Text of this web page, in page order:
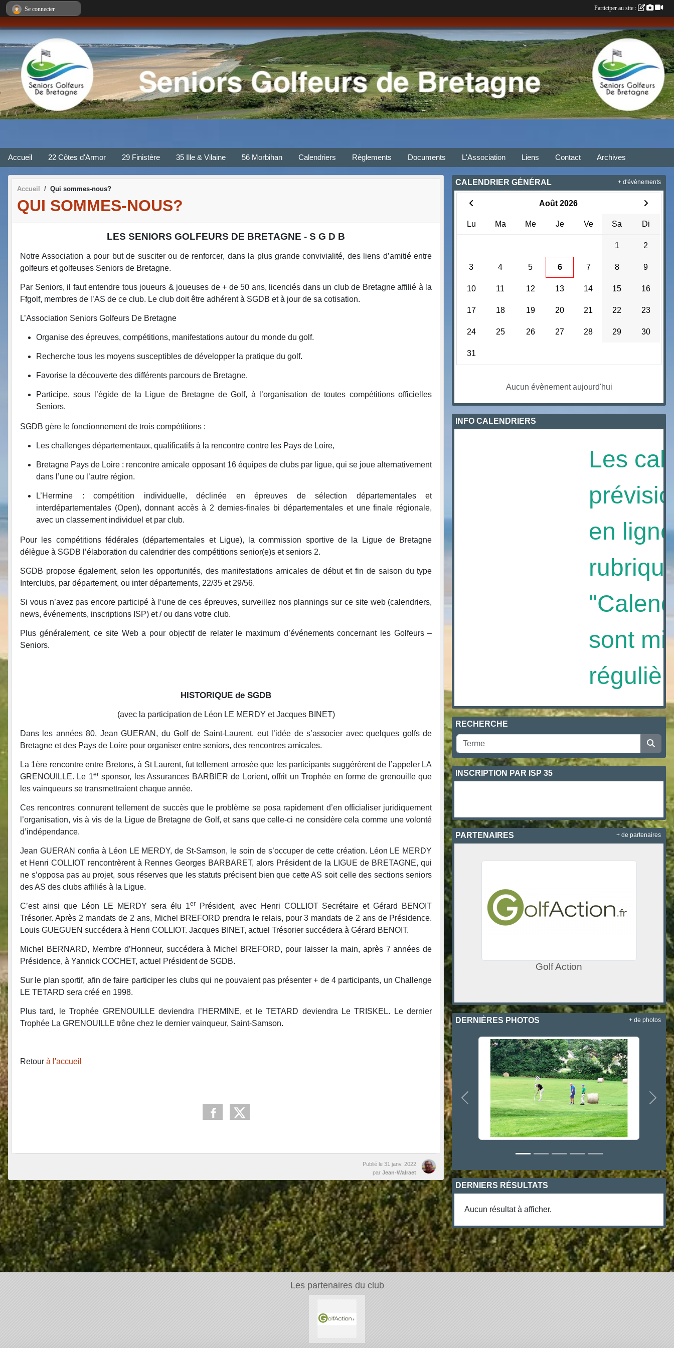
Accueil 22 Côtes d'Armor 29 Finistère 35 Ille & Vilaine 56 Morbihan Calendriers Règlements Documents L'Association Liens Contact Archives
Accueil Qui sommes-nous?
QUI SOMMES-NOUS?
LES SENIORS GOLFEURS DE BRETAGNE - S G D B
Notre Association a pour but de susciter ou de renforcer, dans la plus grande convivialité, des liens d’amitié entre
golfeurs et golfeuses Seniors de Bretagne.
Par Seniors, il faut entendre tous joueurs & joueuses de + de 50 ans, licenciés dans un club de Bretagne affilié à la
Ffgolf, membres de l’AS de ce club. Le club doit être adhérent à SGDB et à jour de sa cotisation.
L’Association Seniors Golfeurs De Bretagne
Organise des épreuves, compétitions, manifestations autour du monde du golf.
Recherche tous les moyens susceptibles de développer la pratique du golf.
Favorise la découverte des différents parcours de Bretagne.
Participe, sous l’égide de la Ligue de Bretagne de Golf, à l’organisation de toutes compétitions officielles
Seniors.
SGDB gère le fonctionnement de trois compétitions :
Les challenges départementaux, qualificatifs à la rencontre contre les Pays de Loire,
Bretagne Pays de Loire : rencontre amicale opposant 16 équipes de clubs par ligue, qui se joue alternativement
dans l’une ou l’autre région.
L’Hermine : compétition individuelle, déclinée en épreuves de sélection départementales et
interdépartementales (Open), donnant accès à 2 demies-finales bi départementales et une finale régionale,
avec un classement individuel et par club.
Pour les compétitions fédérales (départementales et Ligue), la commission sportive de la Ligue de Bretagne
délègue à SGDB l’élaboration du calendrier des compétitions senior(e)s et seniors 2.
SGDB propose également, selon les opportunités, des manifestations amicales de début et fin de saison du type
Interclubs, par département, ou inter départements, 22/35 et 29/56.
Si vous n’avez pas encore participé à l‘une de ces épreuves, surveillez nos plannings sur ce site web (calendriers,
news, événements, inscriptions ISP) et / ou dans votre club.
Plus généralement, ce site Web a pour objectif de relater le maximum d’événements concernant les Golfeurs –
Seniors.
HISTORIQUE de SGDB
(avec la participation de Léon LE MERDY et Jacques BINET)
Dans les années 80, Jean GUERAN, du Golf de Saint-Laurent, eut l’idée de s’associer avec quelques golfs de
Bretagne et des Pays de Loire pour organiser entre seniors, des rencontres amicales.
La 1ère rencontre entre Bretons, à St Laurent, fut tellement arrosée que les participants suggérèrent de l’appeler LA
GRENOUILLE. Le 1er sponsor, les Assurances BARBIER de Lorient, offrit un Trophée en forme de grenouille que
les vainqueurs se transmettraient chaque année.
Ces rencontres connurent tellement de succès que le problème se posa rapidement d’en officialiser juridiquement
l’organisation, vis à vis de la Ligue de Bretagne de Golf, et sans que celle-ci ne considère cela comme une volonté
d’indépendance.
Jean GUERAN confia à Léon LE MERDY, de St-Samson, le soin de s’occuper de cette création. Léon LE MERDY
et Henri COLLIOT rencontrèrent à Rennes Georges BARBARET, alors Président de la LIGUE de BRETAGNE, qui
ne s’opposa pas au projet, sous réserves que les statuts précisent bien que cette AS soit celle des sections seniors
des AS des clubs affiliés à la Ligue.
C’est ainsi que Léon LE MERDY sera élu 1er
Président, avec Henri COLLIOT Secrétaire et Gérard BENOIT
Trésorier. Après 2 mandats de 2 ans, Michel BREFORD prendra le relais, pour 3 mandats de 2 ans de Présidence.
Louis GUEGUEN succédera à Henri COLLIOT. Jacques BINET, actuel Trésorier succédera à Gérard BENOIT.
Michel BERNARD, Membre d’Honneur, succédera à Michel BREFORD, pour laisser la main, après 7 années de
Présidence, à Yannick COCHET, actuel Président de SGDB.
Sur le plan sportif, afin de faire participer les clubs qui ne pouvaient pas présenter + de 4 participants, un Challenge
LE TETARD sera créé en 1998.
Plus tard, le Trophée GRENOUILLE deviendra l’HERMINE, et le TETARD deviendra Le TRISKEL. Le dernier
Trophée La GRENOUILLE trône chez le dernier vainqueur, Saint-Samson.
Retour à l'accueil
Publié le31 janv. 2022
parJean-Walraet
CALENDRIER GÉNÉRAL
Août 2026
Lu Ma Me Je Ve Sa Di
1 2
3 4 5 6 7 8 9
10 11 12 13 14 15 16
17 18 19 20 21 22 23
24 25 26 27 28 29 30
31
Aucun évènement aujourd'hui
+ d'évènements
INFO CALENDRIERS
Les
en ligne
rubrique
sont
RECHERCHE
INSCRIPTION PAR ISP 35
PARTENAIRES
Golf Action
+ de partenaires
DERNIÈRES PHOTOS
Précedent
+ de photos
DERNIERS RÉSULTATS
Aucun résultat à afficher.
Les partenaires du club
Se connecter Participer au site :
Panneau de gestion des cookies